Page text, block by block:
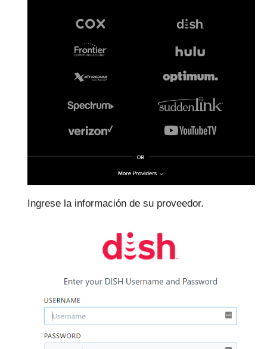
Ingrese la información de su proveedor.